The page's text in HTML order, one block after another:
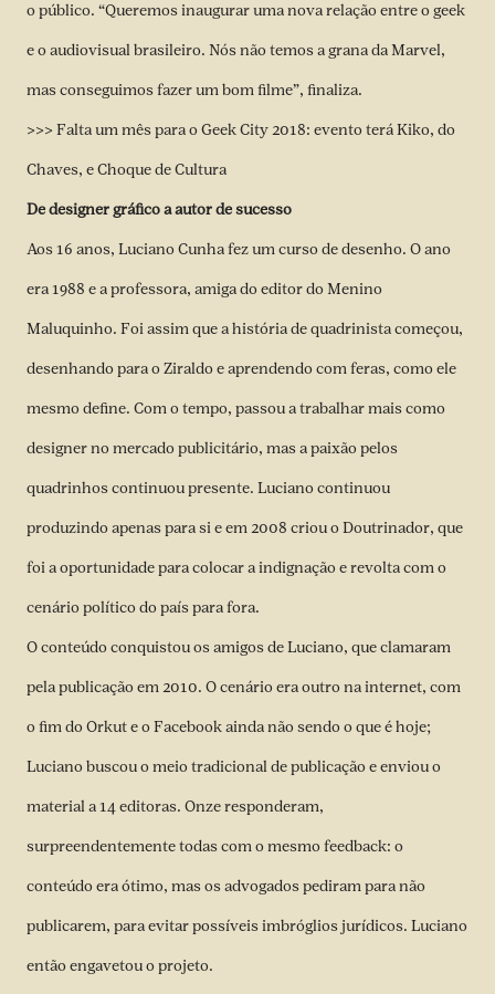
o público. “Queremos inaugurar uma nova relação entre o geek
e o audiovisual brasileiro. Nós não temos a grana da Marvel,
mas conseguimos fazer um bom filme”, finaliza.
>>> Falta um mês para o Geek City 2018: evento terá Kiko, do
Chaves, e Choque de Cultura
De designer gráfico a autor de sucesso
Aos 16 anos, Luciano Cunha fez um curso de desenho. O ano
era 1988 e a professora, amiga do editor do Menino
Maluquinho. Foi assim que a história de quadrinista começou,
desenhando para o Ziraldo e aprendendo com feras, como ele
mesmo define. Com o tempo, passou a trabalhar mais como
designer no mercado publicitário, mas a paixão pelos
quadrinhos continuou presente. Luciano continuou
produzindo apenas para si e em 2008 criou o Doutrinador, que
foi a oportunidade para colocar a indignação e revolta com o
cenário político do país para fora.
O conteúdo conquistou os amigos de Luciano, que clamaram
pela publicação em 2010. O cenário era outro na internet, com
o fim do Orkut e o Facebook ainda não sendo o que é hoje;
Luciano buscou o meio tradicional de publicação e enviou o
material a 14 editoras. Onze responderam,
surpreendentemente todas com o mesmo feedback: o
conteúdo era ótimo, mas os advogados pediram para não
publicarem, para evitar possíveis imbróglios jurídicos. Luciano
então engavetou o projeto.